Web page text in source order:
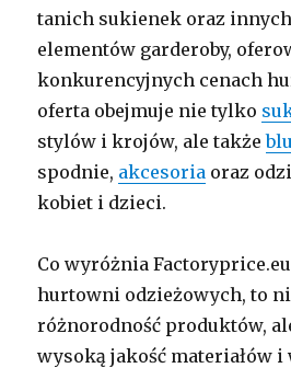
tanich sukienek oraz
elementów garderoby,
konkurencyjnych cenach
oferta obejmuje nie tylko
stylów i krojów, ale także
spodnie, akcesoria oraz
kobiet i dzieci.
Co wyróżnia
hurtowni odzieżowych, to
różnorodność produktów,
wysoką jakość materiałów